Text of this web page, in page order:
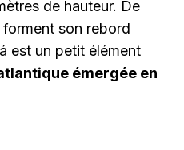
de hauteur. De
son rebord
est un petit élément
émergée en